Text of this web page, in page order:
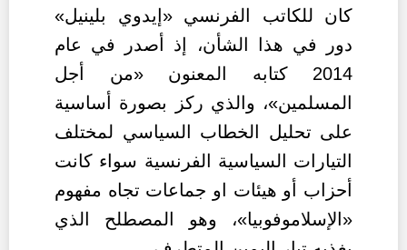
كان للكاتب الفرنسي «إيدوي بلينيل»
دور في هذا الشأن، إذ أصدر في عام
2014 كتابه المعنون «من أجل
المسلمين»، والذي ركز بصورة أساسية
على تحليل الخطاب السياسي لمختلف
التيارات السياسية الفرنسية سواء كانت
أحزاب أو هيئات او جماعات تجاه مفهوم
«الإسلاموفوبيا»، وهو المصطلح الذي